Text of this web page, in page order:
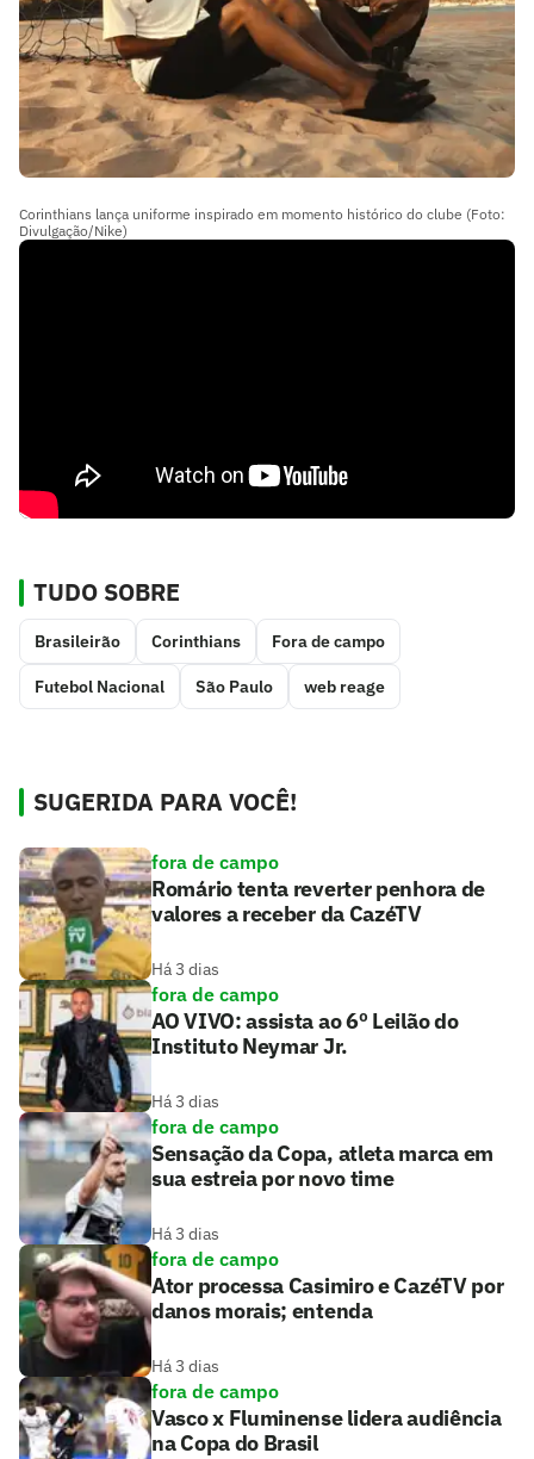
Corinthians lança uniforme inspirado em momento histórico do clube (Foto:
Divulgação/Nike)
TUDO SOBRE
Brasileirão Corinthians Fora de campo
Futebol Nacional São Paulo web reage
SUGERIDA PARA VOCÊ!
fora de campo
Romário tenta reverter penhora de
valores a receber da CazéTV
Há 3 dias
fora de campo
AO VIVO: assista ao 6º Leilão do
Instituto Neymar Jr.
Há 3 dias
fora de campo
Sensação da Copa, atleta marca em
sua estreia por novo time
Há 3 dias
fora de campo
Ator processa Casimiro e CazéTV por
danos morais; entenda
Há 3 dias
fora de campo
Vasco x Fluminense lidera audiência
na Copa do Brasil